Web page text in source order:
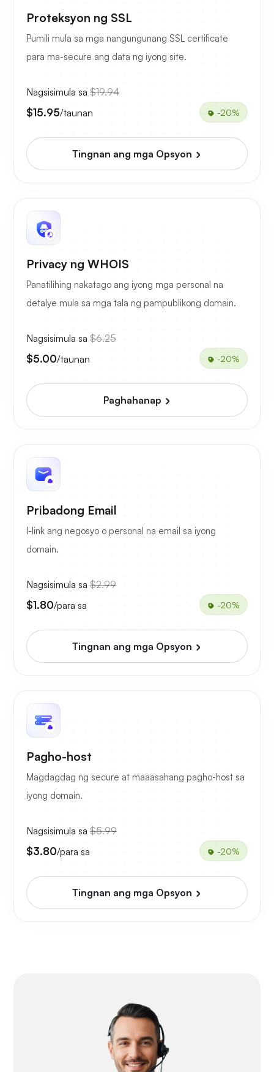
Proteksyon ng SSL
Pumili mula sa mga nangungunang SSL certificate
para ma-secure ang data ng iyong site.
Nagsisimula sa $19.94
$15.95/taunan -20%
Tingnan ang mga Opsyon
Privacy ng WHOIS
Panatilihing nakatago ang iyong mga personal na
detalye mula sa mga tala ng pampublikong domain.
Nagsisimula sa $6.25
$5.00/taunan -20%
Paghahanap
Pribadong Email
I-link ang negosyo o personal na email sa iyong
domain.
Nagsisimula sa $2.99
$1.80/para sa -20%
Tingnan ang mga Opsyon
Pagho-host
Magdagdag ng secure at maaasahang pagho-host sa
iyong domain.
Nagsisimula sa $5.99
$3.80/para sa -20%
Tingnan ang mga Opsyon